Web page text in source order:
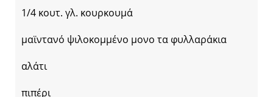
1/4 κουτ. γλ. κουρκουμά
μαϊντανό ψιλοκομμένο μονο τα φυλλαράκια
αλάτι
πιπέρι